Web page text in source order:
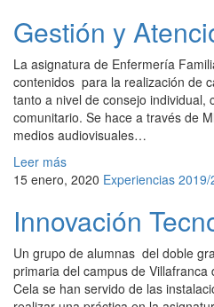
Gestión y
La asignatura de Enfermería
contenidos para la realización de
tanto a nivel de consejo individual,
comunitario. Se hace a través de
medios audiovisuales…
Leer más
15 enero, 2020 Experiencias 2019/
Innovación
Un grupo de alumnas del doble
primaria del campus de
Cela se han servido de las